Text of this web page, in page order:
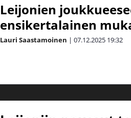
Leijonien
ensikertalainen
Lauri Saastamoinen | 07.12.2025 19:32